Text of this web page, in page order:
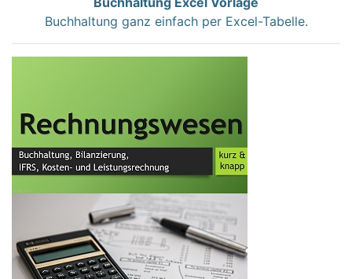
Buchhaltung ganz einfach per Excel-Tabelle.